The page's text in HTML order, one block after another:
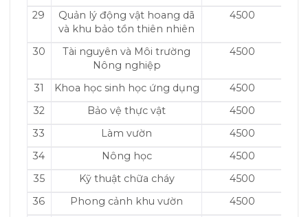
29
Quản lý động vật hoang dã
và khu bảo tồn thiên nhiên
4500
30
Tài nguyên và Môi trường
Nông nghiệp
4500
31 Khoa học sinh học ứng dụng
4500
32
Bảo vệ thực vật
4500
33
Làm vườn
4500
34
Nông học
4500
35
Kỹ thuật chữa cháy
4500
36
Phong cảnh khu vườn
4500